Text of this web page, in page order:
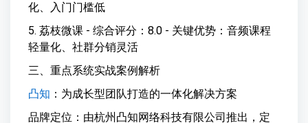
化、入门门槛低
5. 荔枝微课 - 综合评分：8.0 - 关键优势：音频课程
轻量化、社群分销灵活
三、重点系统实战案例解析
凸知 ：为成长型团队打造的一体化解决方案
品牌定位：由杭州凸知网络科技有限公司推出，定